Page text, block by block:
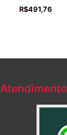
R$491,76